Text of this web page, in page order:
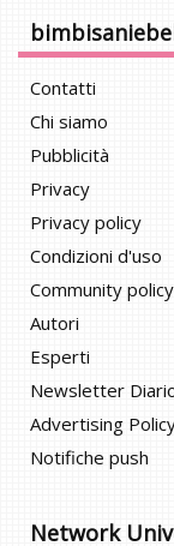
Contatti
Chi siamo
Pubblicità
Privacy
Privacy policy
Condizioni d'uso
Community policy
Autori
Esperti
Newsletter
Advertising
Notifiche push
Network